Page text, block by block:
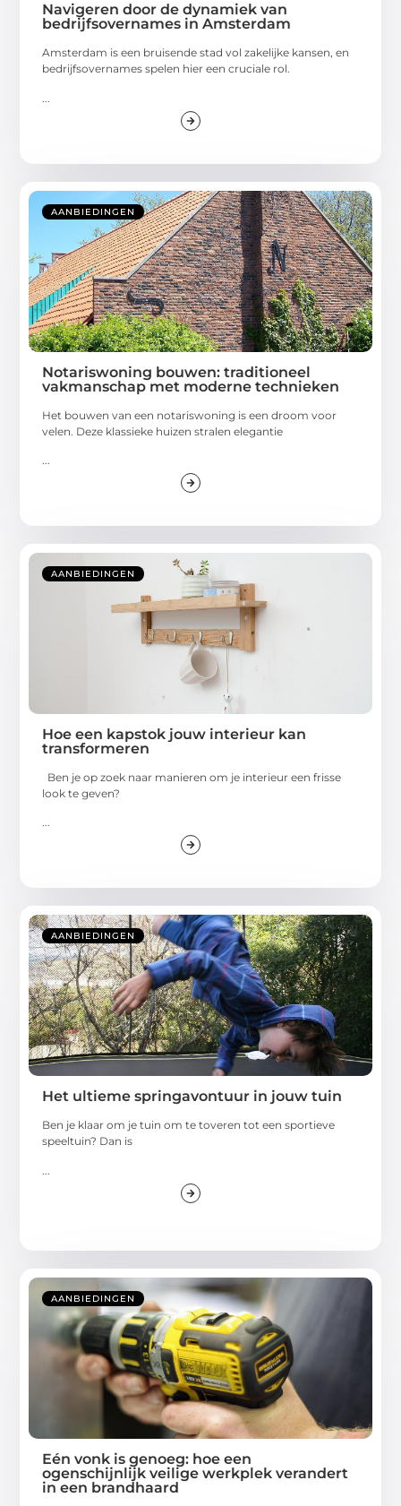
Navigeren door de dynamiek van
bedrijfsovernames in Amsterdam
Amsterdam is een bruisende stad vol zakelijke kansen, en
bedrijfsovernames spelen hier een cruciale rol.
AANBIEDINGEN
Notariswoning bouwen: traditioneel
vakmanschap met moderne technieken
Het bouwen van een notariswoning is een droom voor
velen. Deze klassieke huizen stralen elegantie
AANBIEDINGEN
Hoe een kapstok jouw interieur kan
transformeren
Ben je op zoek naar manieren om je interieur een frisse
look te geven?
...
AANBIEDINGEN
Het ultieme springavontuur in jouw tuin
Ben je klaar om je tuin om te toveren tot een sportieve
speeltuin? Dan is
AANBIEDINGEN
Eén vonk is genoeg: hoe een
ogenschijnlijk veilige werkplek verandert
in een brandhaard